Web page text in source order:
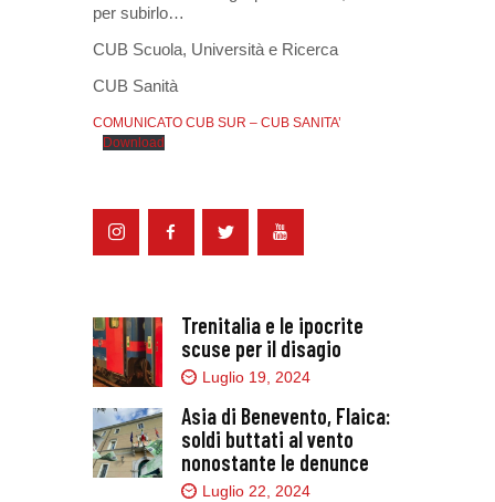
per subirlo…
CUB Scuola, Università e Ricerca
CUB Sanità
COMUNICATO CUB SUR – CUB SANITA’
Download
Trenitalia e le ipocrite
scuse per il disagio
Luglio 19, 2024
Asia di Benevento, Flaica:
soldi buttati al vento
nonostante le denunce
Luglio 22, 2024